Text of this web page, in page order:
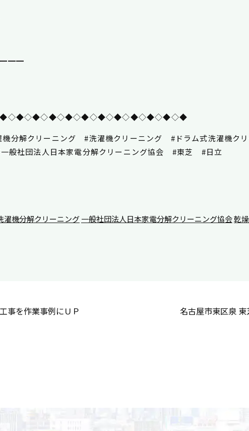
解クリーニング #洗濯機クリーニング #ドラム式洗濯機クリ
般社団法人日本家電分解クリーニング協会 #東芝 #日立
濯機分解クリーニング一般社団法人日本家電分解クリーニング協会乾
事を作業事例にＵＰ 名古屋市東区泉